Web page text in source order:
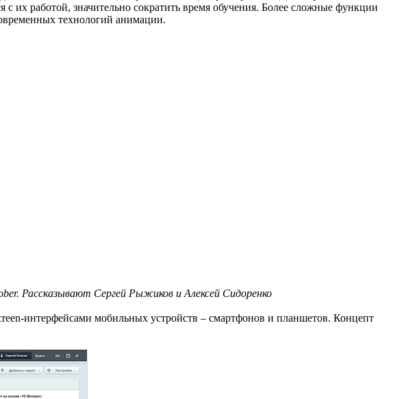
их работой, значительно сократить время обучения. Более сложные функции
технологий анимации.
Рассказывают Сергей Рыжиков и Алексей Сидоренко
интерфейсами мобильных устройств – смартфонов и планшетов. Концепт